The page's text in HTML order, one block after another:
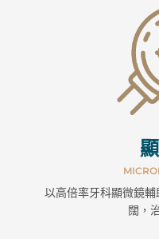
以高倍率牙科顯微鏡
闊，